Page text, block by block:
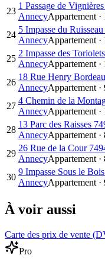
23
1 Passage de
AnnecyAppartement ·
24
5 Impasse du
AnnecyAppartement ·
25
2 Impasse des
AnnecyAppartement ·
26
18 Rue Henry
AnnecyAppartement ·
27
4 Chemin de la
AnnecyAppartement ·
28
13 Parc des Raisses
AnnecyAppartement ·
29
26 Rue de la Cour
AnnecyAppartement ·
30
9 Impasse Sous le
AnnecyAppartement ·
À voir aussi
Carte des prix de vente
Pro